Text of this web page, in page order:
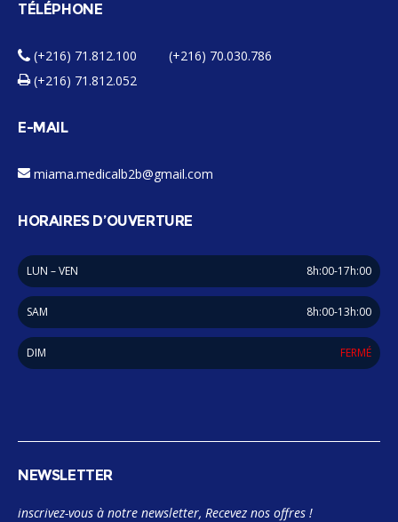
TÉLÉPHONE
(+216) 71.812.100 (+216) 70.030.786
(+216) 71.812.052
E-MAIL
miama.medicalb2b@gmail.com
HORAIRES D’OUVERTURE
LUN – VEN 8h:00-17h:00
SAM 8h:00-13h:00
DIM FERMÉ
NEWSLETTER
inscrivez-vous à notre newsletter, Recevez nos offres !